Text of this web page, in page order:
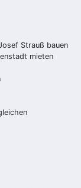
Strauß bauen
mieten